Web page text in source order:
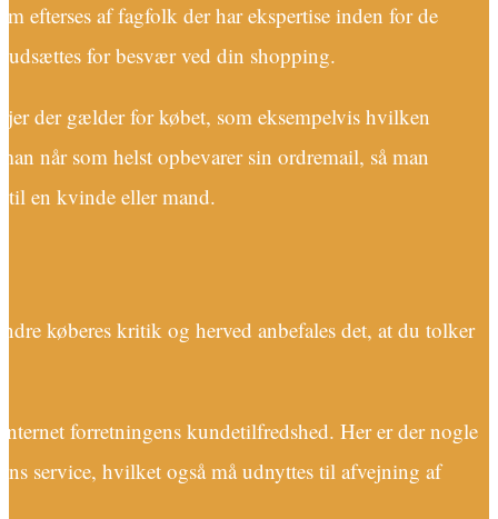
efterses af fagfolk der har ekspertise inden for de
udsættes for besvær ved din shopping.
der gælder for købet, som eksempelvis hvilken
når som helst opbevarer sin ordremail, så man
til en kvinde eller mand.
køberes kritik og herved anbefales det, at du tolker
forretningens kundetilfredshed. Her er der nogle
service, hvilket også må udnyttes til afvejning af